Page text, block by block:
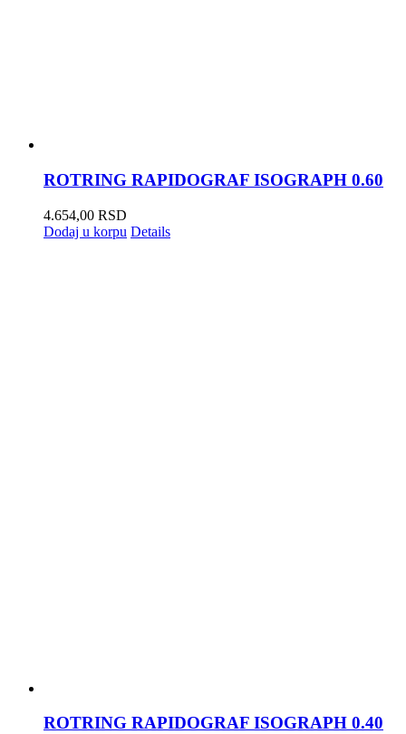
ROTRING RAPIDOGRAF ISOGRAPH 0.60
4.654,00 RSD
Dodaj u korpu Details
ROTRING RAPIDOGRAF ISOGRAPH 0.40